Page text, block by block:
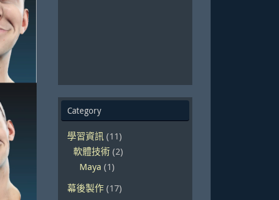
Category
學習資訊 (11)
軟體技術 (2)
Maya (1)
幕後製作 (17)